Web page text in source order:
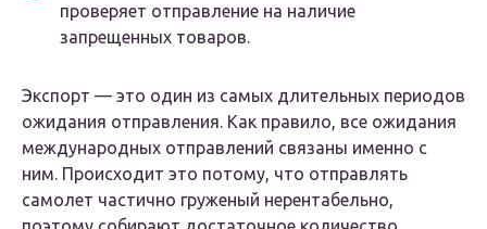
проверяет отправление на наличие
запрещенных товаров.
Экспорт — это один из самых длительных периодов
ожидания отправления. Как правило, все ожидания
международных отправлений связаны именно с
ним. Происходит это потому, что отправлять
самолет частично груженый нерентабельно,